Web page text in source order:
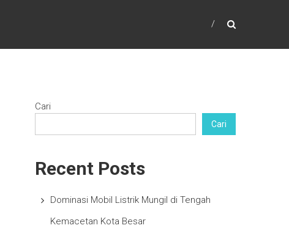
Cari
Cari
Recent Posts
Dominasi Mobil Listrik Mungil di Tengah
Kemacetan Kota Besar